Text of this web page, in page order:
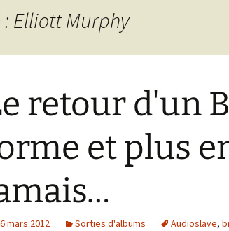
Elliott Murphy
retour d'un
et plus
mars 2012 Sorties d'albums Audioslave,